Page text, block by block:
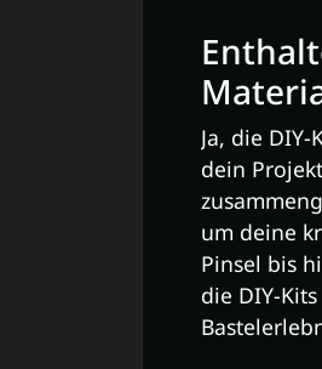
Ja, die
dein
um deine
Pinsel bis
die DIY-